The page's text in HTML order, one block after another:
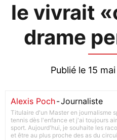
le vivrait
drame
Publié le 15
Alexis Poch-Journaliste
Titulaire d'un Master en journalisme
tennis dès l'enfance et j'ai toujours
sport. Aujourd'hui, je souhaite les
et être au plus proche des as du